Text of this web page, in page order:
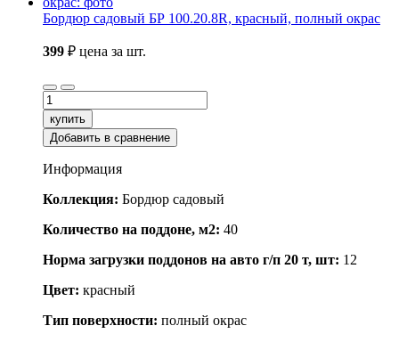
Бордюр садовый БР 100.20.8R, красный, полный окрас
399 ₽ цена за шт.
купить
Добавить в сравнение
Информация
Коллекция: Бордюр садовый
Количество на поддоне, м2: 40
Норма загрузки поддонов на авто г/п 20 т, шт: 12
Цвет: красный
Тип поверхности: полный окрас